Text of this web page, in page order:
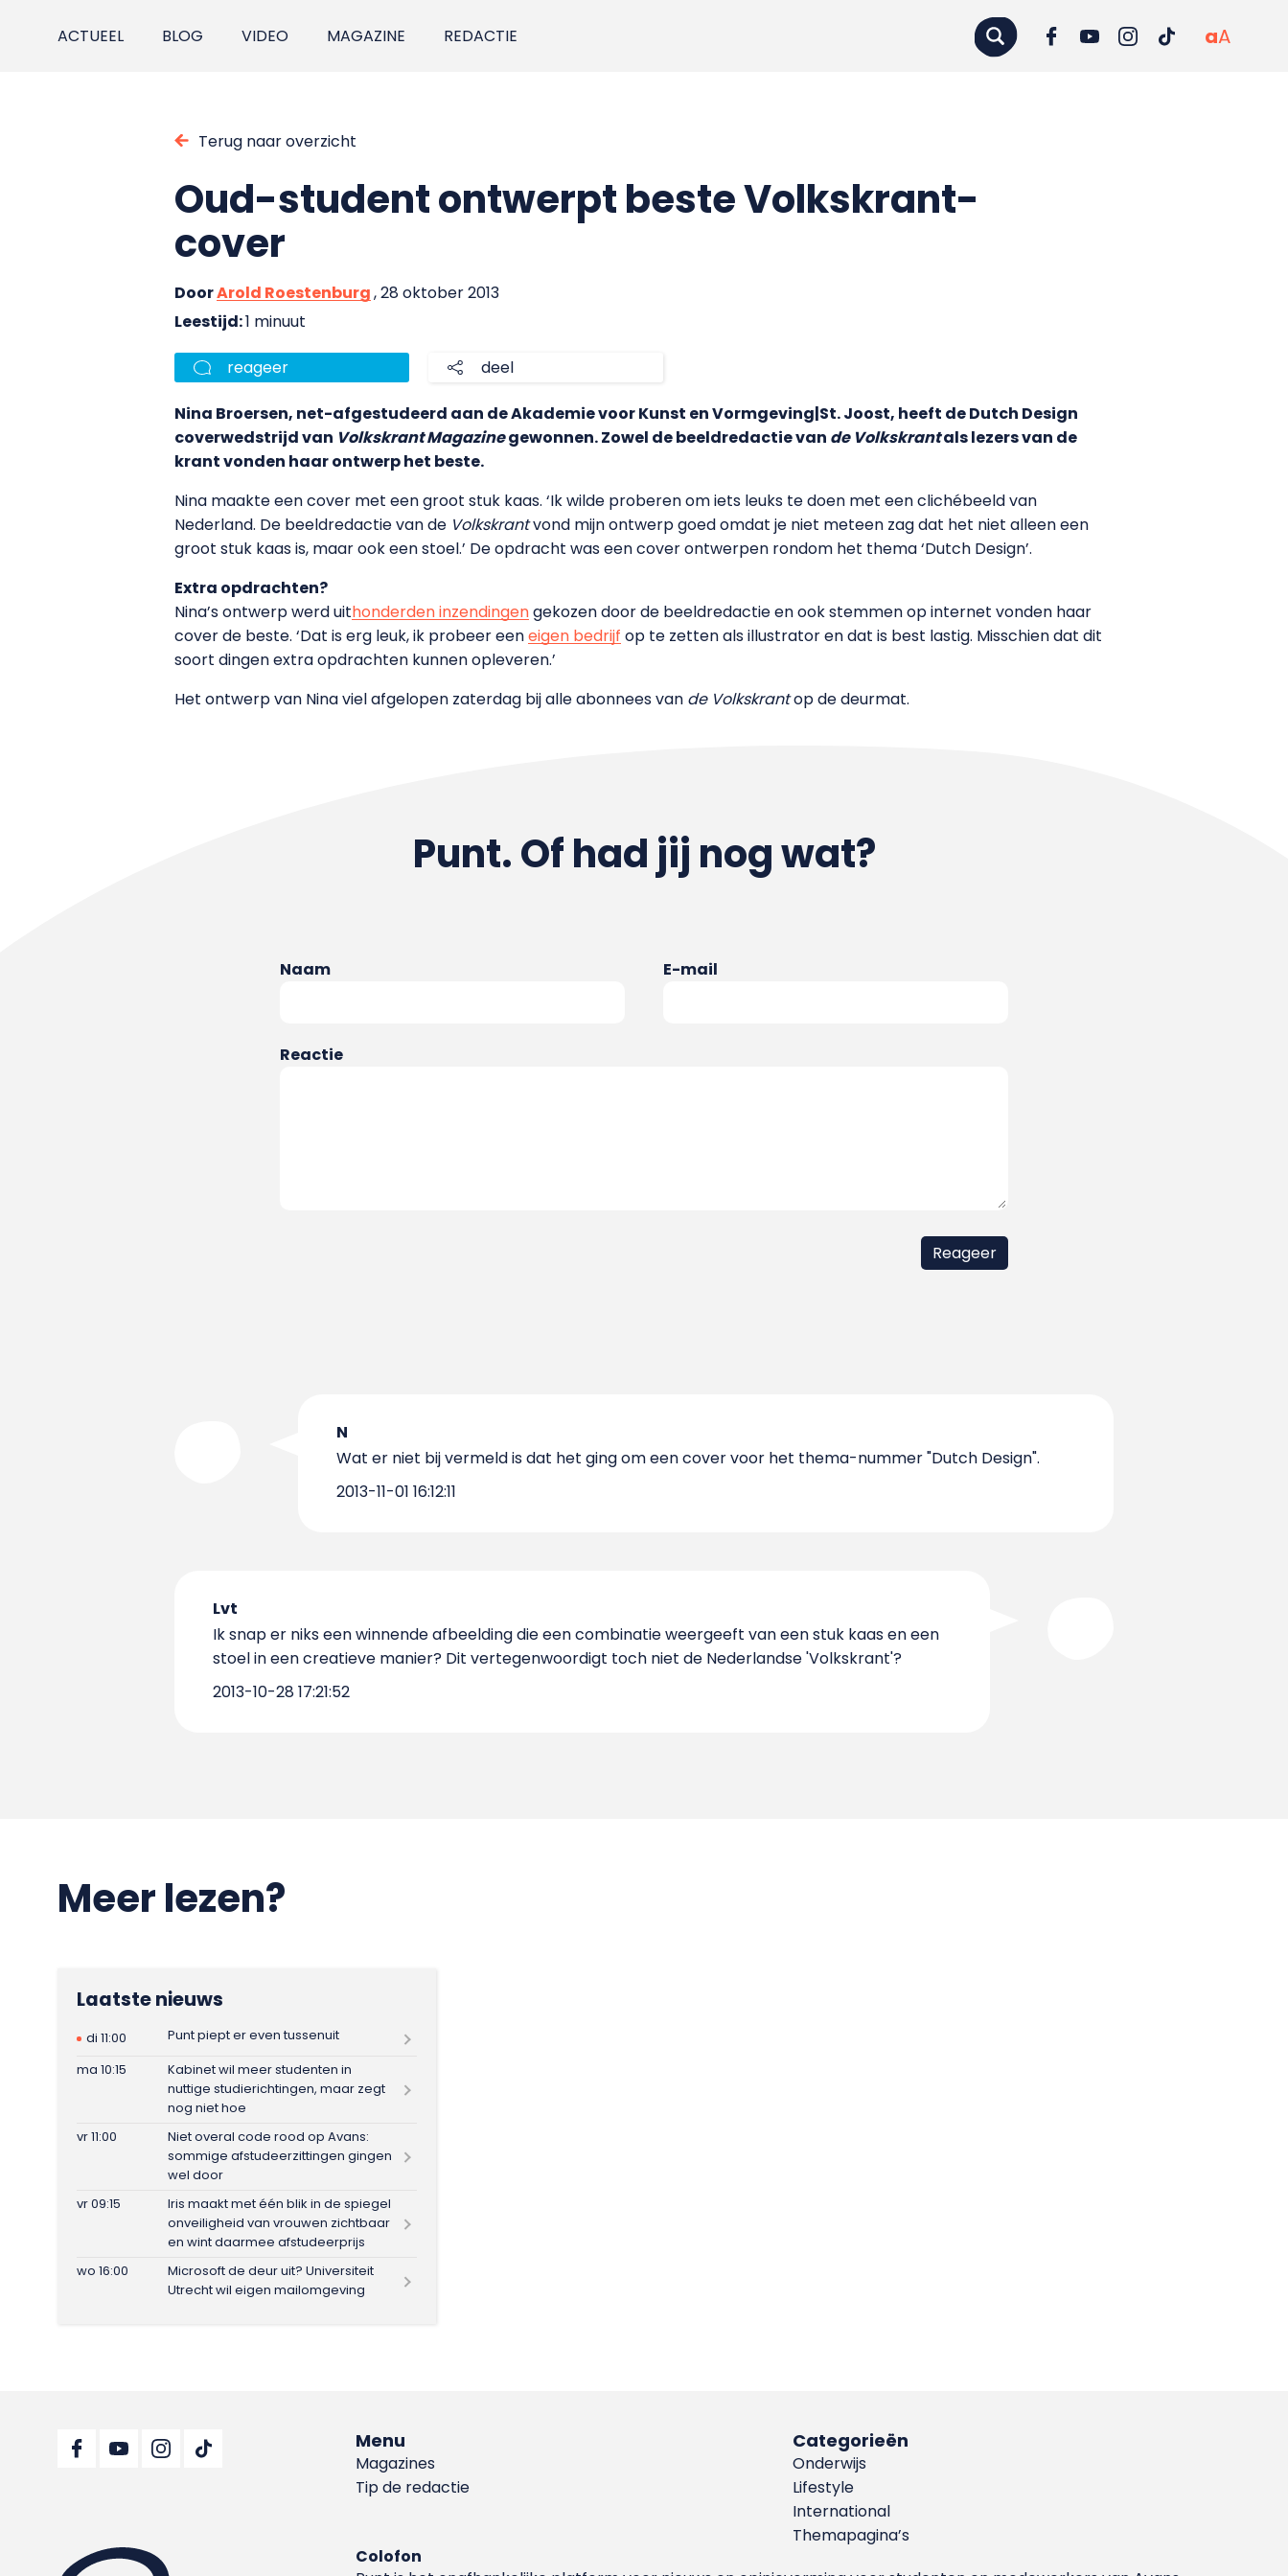
ACTUEEL BLOG VIDEO MAGAZINE REDACTIE aA
Terug naar overzicht
Oud-student ontwerpt beste Volkskrant-
cover
DoorArold Roestenburg, 28 oktober 2013
Leestijd:1 minuut
reageer deel
Nina Broersen, net-afgestudeerd aan de Akademie voor Kunst en Vormgeving|St. Joost, heeft de Dutch Design
coverwedstrijd van Volkskrant Magazinegewonnen. Zowel de beeldredactie van de Volkskrantals lezers van de
krant vonden haar ontwerp het beste.
Nina maakte een cover met een groot stuk kaas. ‘Ik wilde proberen om iets leuks te doen met een clichébeeld van
Nederland. De beeldredactie van de Volkskrantvond mijn ontwerp goed omdat je niet meteen zag dat het niet alleen een
groot stuk kaas is, maar ook een stoel.’ De opdracht was een cover ontwerpen rondom het thema ‘Dutch Design’.
Extra opdrachten?
Nina’s ontwerp werd uithonderden inzendingengekozen door de beeldredactie en ook stemmen op internet vonden haar
cover de beste. ‘Dat is erg leuk, ik probeer eeneigen bedrijf op te zetten als illustrator en dat is best lastig. Misschien dat dit
soort dingen extra opdrachten kunnen opleveren.’
Het ontwerp van Nina viel afgelopen zaterdag bij alle abonnees van de Volkskrantop de deurmat.
Punt. Of had jij nog wat?
Naam E-mail
Reactie
N
Wat er niet bij vermeld is dat het ging om een cover voor het thema-nummer "Dutch Design".
2013-11-01 16:12:11
Lvt
Ik snap er niks een winnende afbeelding die een combinatie weergeeft van een stuk kaas en een
stoel in een creatieve manier? Dit vertegenwoordigt toch niet de Nederlandse 'Volkskrant'?
2013-10-28 17:21:52
Meer lezen?
Laatste nieuws
di 11:00
Punt piept er even tussenuit
ma 10:15
Kabinet wil meer studenten in
nuttige studierichtingen, maar zegt
nog niet hoe
vr 11:00
Niet overal code rood op Avans:
sommige afstudeerzittingen gingen
wel door
vr 09:15
Iris maakt met één blik in de spiegel
onveiligheid van vrouwen zichtbaar
en wint daarmee afstudeerprijs
wo 16:00
Microsoft de deur uit? Universiteit
Utrecht wil eigen mailomgeving
Menu
Magazines
Tip de redactie
Categorieën
Onderwijs
Lifestyle
International
Themapagina’s
Colofon